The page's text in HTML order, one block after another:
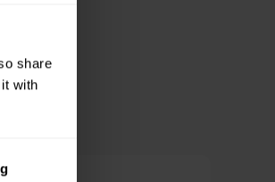
share
with
Efficiënt personeelsbeheer
voor hotels en events